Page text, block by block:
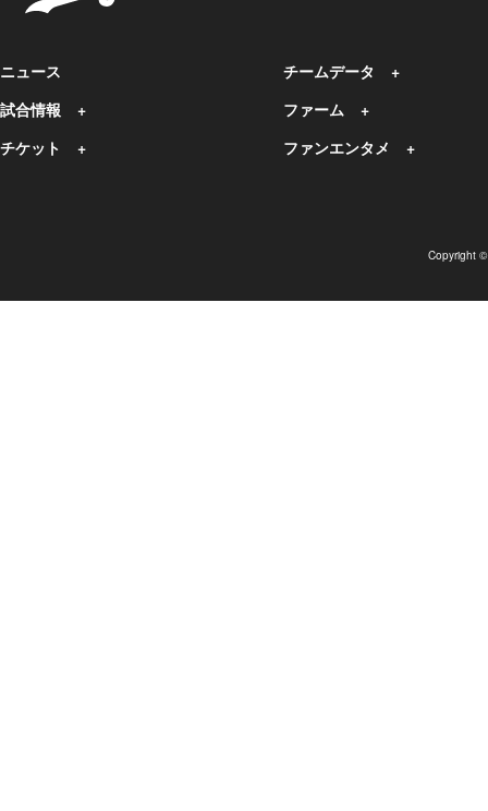
ニュース
試合情報
チケット
チームデータ
ファーム
ファンエンタメ
Copyright